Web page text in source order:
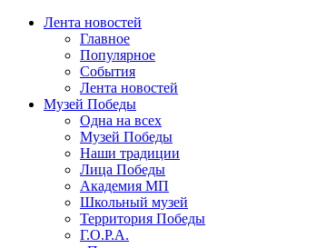
Лента новостей
Главное
Популярное
События
Лента новостей
Музей Победы
Одна на всех
Музей Победы
Наши традиции
Лица Победы
Академия МП
Школьный музей
Территория Победы
Г.О.Р.А.